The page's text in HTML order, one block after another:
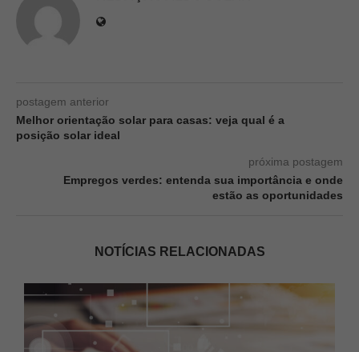
postagem anterior
Melhor orientação solar para casas: veja qual é a
posição solar ideal
próxima postagem
Empregos verdes: entenda sua importância e onde
estão as oportunidades
NOTÍCIAS RELACIONADAS